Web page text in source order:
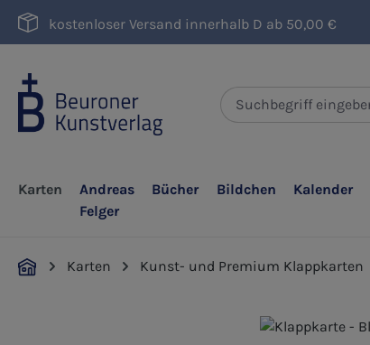
Hauptinhalt springen
Zur Suche springen
Zur Hauptnavigation springen
kostenloser Versand innerhalb D ab 50,00 €
Karten
Andreas
Felger
Bücher Bildchen Kalender
Karten Kunst- und Premium Klappkarten